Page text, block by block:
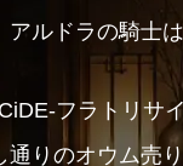
アルドラの騎士
フラトリサ
通りのオウム売り